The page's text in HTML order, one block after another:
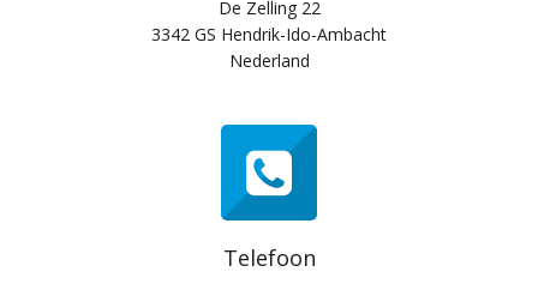
De Zelling 22
3342 GS Hendrik-Ido-Ambacht
Nederland
Telefoon